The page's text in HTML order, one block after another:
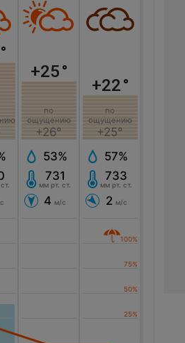
°
+25°
по
ощущению
+26°
53%
731
мм рт. ст.
4 м/с
+22°
по
ощущению
+25°
57%
733
мм рт. ст.
2 м/с